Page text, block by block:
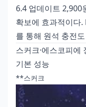
6.4 업데이트 2,900
확보에 효과적이다
를 통해 원석 충전
스커크·에스코피에
기본 성능
**스커크